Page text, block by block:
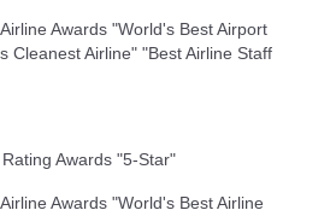
Awards "World's Best Airport
Cleanest Airline" "Best Airline Staff
Awards "5-Star"
Awards "World's Best Airline